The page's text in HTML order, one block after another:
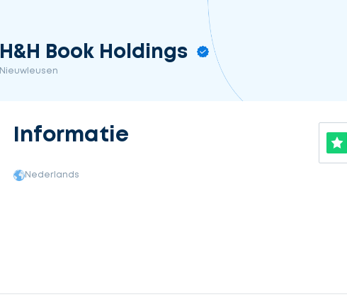
H&H Book Holdings
Nieuwleusen
Informatie
Nederlands